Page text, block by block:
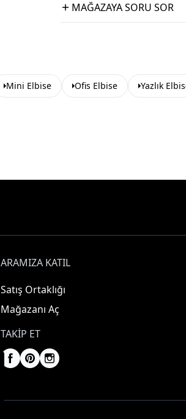
MAĞAZAYA SORU SOR
Mini Elbise Ofis Elbise Yazlık
ARAMIZA KATIL
Satış Ortaklığı
Mağazanı Aç
TAKIP ET